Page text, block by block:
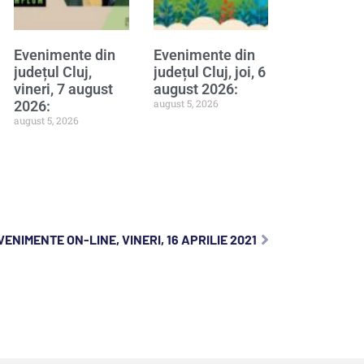
Evenimente din
județul Cluj,
vineri, 7 august
2026:
august 5, 2026
Evenimente din
județul Cluj, joi, 6
august 2026:
august 5, 2026
ON-LINE, VINERI, 16 APRILIE 2021